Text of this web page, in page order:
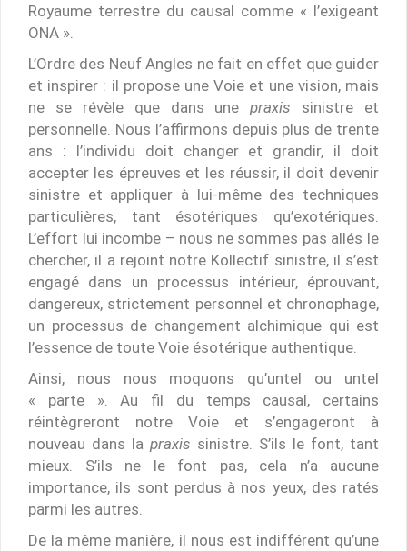
Royaume terrestre du causal comme « l’exigeant
ONA ».
L’Ordre des Neuf Angles ne fait en effet que guider
et inspirer : il propose une Voie et une vision, mais
ne se révèle que dans unepraxis sinistre et
personnelle. Nous l’affirmons depuis plus de trente
ans : l’individu doit changer et grandir, il doit
accepter les épreuves et les réussir, il doit devenir
sinistre et appliquer à lui-même des techniques
particulières, tant ésotériques qu’exotériques.
L’effort lui incombe – nous ne sommes pas allés le
chercher, il a rejoint notre Kollectif sinistre, il s’est
engagé dans un processus intérieur, éprouvant,
dangereux, strictement personnel et chronophage,
un processus de changement alchimique qui est
l’essence de toute Voie ésotérique authentique.
Ainsi, nous nous moquons qu’untel ou untel
« parte ». Au fil du temps causal, certains
réintègreront notre Voie et s’engageront à
nouveau dans la praxis sinistre. S’ils le font, tant
mieux. S’ils ne le font pas, cela n’a aucune
importance, ils sont perdus à nos yeux, des ratés
parmi les autres.
De la même manière, il nous est indifférent qu’une